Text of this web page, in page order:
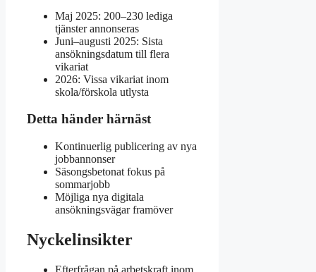
Maj 2025: 200–230 lediga
tjänster annonseras
Juni–augusti 2025: Sista
ansökningsdatum till flera
vikariat
2026: Vissa vikariat inom
skola/förskola utlysta
Detta händer härnäst
Kontinuerlig publicering av nya
jobbannonser
Säsongsbetonat fokus på
sommarjobb
Möjliga nya digitala
ansökningsvägar framöver
Nyckelinsikter
Efterfrågan på arbetskraft inom